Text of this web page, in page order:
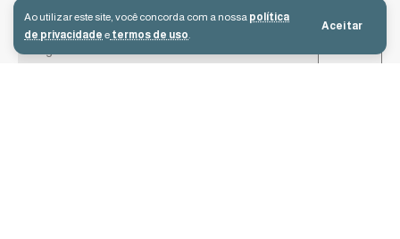
Ao utilizar este site, você concorda com a nossa política
de privacidade e termos de uso.
Aceitar